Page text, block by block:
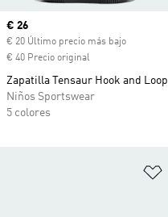
Precio actual
€ 26
€ 20 Último precio más bajo
€ 40 Precio original
Zapatilla Tensaur Hook and Loop
Niños Sportswear
5 colores